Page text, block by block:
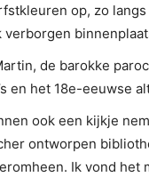
op, zo
verborgen
de barokke
en het 18e-eeuwse
ook een kijkje
ontworpen
Ik vond